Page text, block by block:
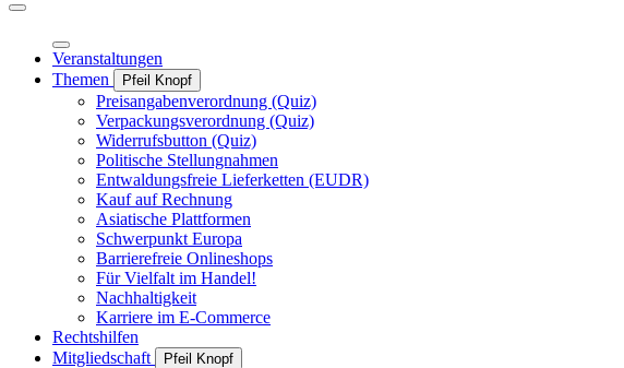
Veranstaltungen
Themen
Pfeil Knopf
Preisangabenverordnung (Quiz)
Verpackungsverordnung (Quiz)
Widerrufsbutton (Quiz)
Politische Stellungnahmen
Entwaldungsfreie Lieferketten (EUDR)
Kauf auf Rechnung
Asiatische Plattformen
Schwerpunkt Europa
Barrierefreie Onlineshops
Für Vielfalt im Handel!
Nachhaltigkeit
Karriere im E-Commerce
Rechtshilfen
Mitgliedschaft
Pfeil Knopf